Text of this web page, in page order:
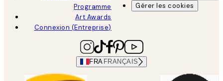
Programme
Art Awards
Connexion (Entreprise)
Gérer les cookies
FRA FRANÇAIS